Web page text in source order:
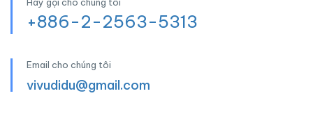
+886-2-2563-5313
Email cho chúng tôi
vivudidu@gmail.com